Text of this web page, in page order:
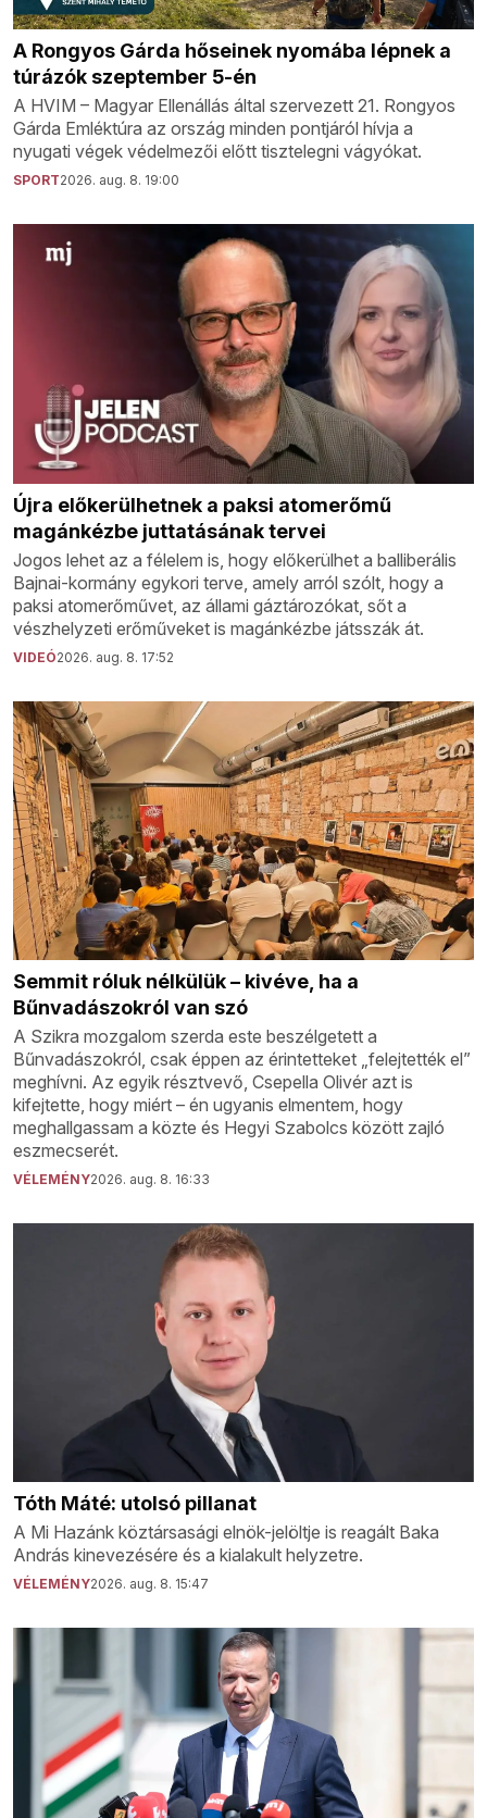
A Rongyos Gárda hőseinek nyomába lépnek a
túrázók szeptember 5-én
A HVIM – Magyar Ellenállás által szervezett 21. Rongyos
Gárda Emléktúra az ország minden pontjáról hívja a
nyugati végek védelmezői előtt tisztelegni vágyókat.
SPORT2026. aug. 8. 19:00
Újra előkerülhetnek a paksi atomerőmű
magánkézbe juttatásának tervei
Jogos lehet az a félelem is, hogy előkerülhet a balliberális
Bajnai-kormány egykori terve, amely arról szólt, hogy a
paksi atomerőművet, az állami gáztározókat, sőt a
vészhelyzeti erőműveket is magánkézbe játsszák át.
VIDEÓ2026. aug. 8. 17:52
Semmit róluk nélkülük – kivéve, ha a
Bűnvadászokról van szó
A Szikra mozgalom szerda este beszélgetett a
Bűnvadászokról, csak éppen az érintetteket „felejtették el”
meghívni. Az egyik résztvevő, Csepella Olivér azt is
kifejtette, hogy miért – én ugyanis elmentem, hogy
meghallgassam a közte és Hegyi Szabolcs között zajló
eszmecserét.
VÉLEMÉNY2026. aug. 8. 16:33
Tóth Máté: utolsó pillanat
A Mi Hazánk köztársasági elnök-jelöltje is reagált Baka
András kinevezésére és a kialakult helyzetre.
VÉLEMÉNY2026. aug. 8. 15:47